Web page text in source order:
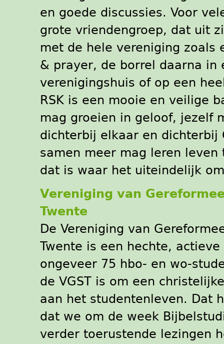
en goede discussies. Voor
grote vriendengroep, dat uit
met de hele vereniging zoals
& prayer, de borrel daarna in
verenigingshuis of op een
RSK is een mooie en veilige
mag groeien in geloof, jezelf
dichterbij elkaar en dichterbij
samen meer mag leren
dat is waar het uiteindelijk
Vereniging van
Twente
De Vereniging van
Twente is een hechte,
ongeveer 75 hbo- en wo-
de VGST is om een
aan het studentenleven. Dat
dat we om de week
verder toerustende lezingen